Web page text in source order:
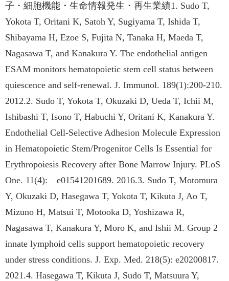
子・細胞機能・生命情報発生・再生業績1. Sudo T,
Yokota T, Oritani K, Satoh Y, Sugiyama T, Ishida T,
Shibayama H, Ezoe S, Fujita N, Tanaka H, Maeda T,
Nagasawa T, and Kanakura Y. The endothelial antigen
ESAM monitors hematopoietic stem cell status between
quiescence and self-renewal. J. Immunol. 189(1):200-210.
2012.2. Sudo T, Yokota T, Okuzaki D, Ueda T, Ichii M,
Ishibashi T, Isono T, Habuchi Y, Oritani K, Kanakura Y.
Endothelial Cell-Selective Adhesion Molecule Expression
in Hematopoietic Stem/Progenitor Cells Is Essential for
Erythropoiesis Recovery after Bone Marrow Injury. PLoS
One. 11(4): e01541201689. 2016.3. Sudo T, Motomura
Y, Okuzaki D, Hasegawa T, Yokota T, Kikuta J, Ao T,
Mizuno H, Matsui T, Motooka D, Yoshizawa R,
Nagasawa T, Kanakura Y, Moro K, and Ishii M. Group 2
innate lymphoid cells support hematopoietic recovery
under stress conditions. J. Exp. Med. 218(5): e20200817.
2021.4. Hasegawa T, Kikuta J, Sudo T, Matsuura Y,